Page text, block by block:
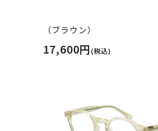
（ブラウン）
17,600円(税込)